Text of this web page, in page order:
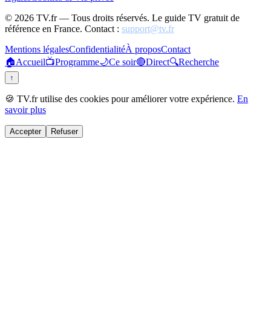
© 2026 TV.fr — Tous droits réservés. Le guide TV gratuit de
référence en France. Contact : support@tv.fr
Mentions légalesConfidentialitéÀ proposContact
🏠Accueil📺Programme🌙Ce soir🔴Direct🔍Recherche
↑
🍪 TV.fr utilise des cookies pour améliorer votre expérience. En
savoir plus
Accepter Refuser